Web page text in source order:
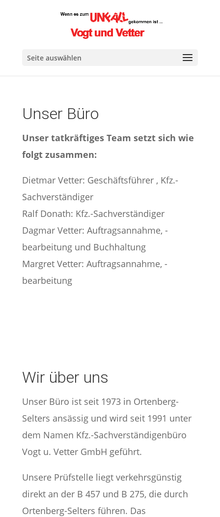
Seite auswählen
Unser Büro
Unser tatkräftiges Team setzt sich wie
folgt zusammen:
Dietmar Vetter: Geschäftsführer , Kfz.-
Sachverständiger
Ralf Donath: Kfz.-Sachverständiger
Dagmar Vetter: Auftragsannahme, -
bearbeitung und Buchhaltung
Margret Vetter: Auftragsannahme, -
bearbeitung
Wir über uns
Unser Büro ist seit 1973 in Ortenberg-
Selters ansässig und wird seit 1991 unter
dem Namen Kfz.-Sachverständigenbüro
Vogt u. Vetter GmbH geführt.
Unsere Prüfstelle liegt verkehrsgünstig
direkt an der B 457 und B 275, die durch
Ortenberg-Selters führen. Das